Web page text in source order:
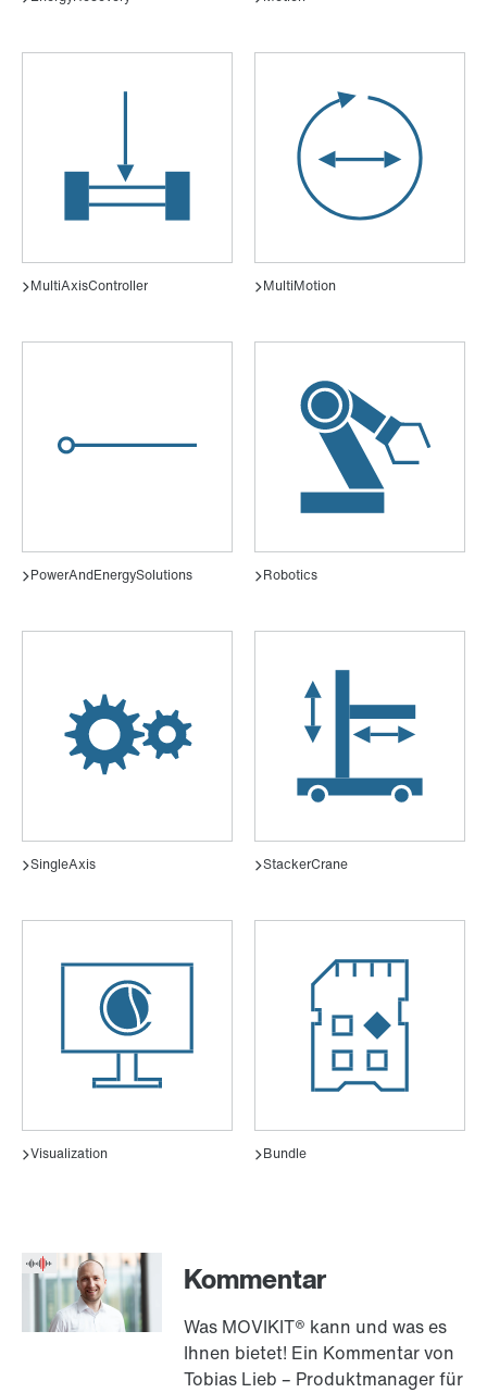
Kommentar
Was MOVIKIT® kann und was es
Ihnen bietet! Ein Kommentar von
Tobias Lieb – Produktmanager für